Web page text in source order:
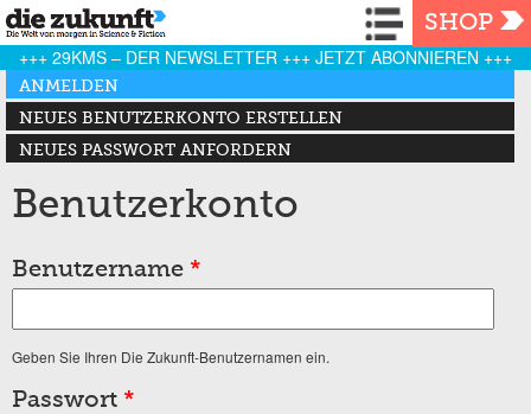
Navigation
SHOP
+++ 29KMS – DER NEWSLETTER +++ JETZT ABONNIEREN +++
Haupt-Reiter
ANMELDEN
(AKTIVER REITER)
NEUES BENUTZERKONTO ERSTELLEN
NEUES PASSWORT ANFORDERN
Benutzerkonto
Benutzername *
Geben Sie Ihren Die Zukunft-Benutzernamen ein.
Passwort *